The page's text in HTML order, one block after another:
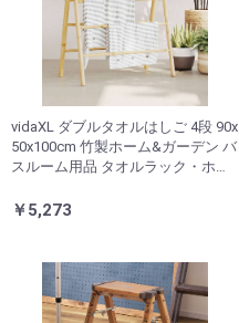
vidaXL ダブルタオルはしご 4段 90x
50x100cm 竹製ホーム&ガーデン バ
スルーム用品 タオルラック・ホル
￥5,273